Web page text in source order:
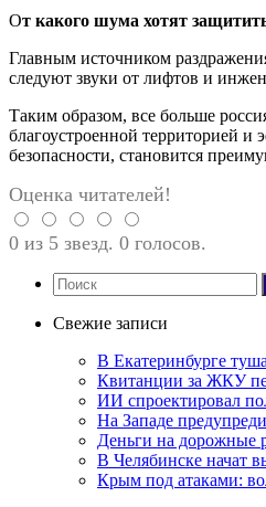
От какого шума хотят
Главным источником
следуют звуки от лифтов и
Таким образом, все больше
благоустроенной территорией
безопасности, становится
Оценка читателей!
0 из 5 звезд. 0 голосов.
Свежие записи
В Екатеринбурге
Квитанции за ЖКУ
ИИ спроектировал
На Западе
Деньги на дорожные
В Челябинске начат
Крым под атаками: